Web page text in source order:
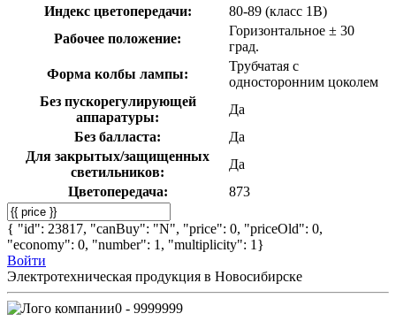
Индекс цветопередачи:
80-89 (класс 1В)
Рабочее положение:
Горизонтальное ± 30
град.
Форма колбы лампы:
Трубчатая с
односторонним цоколем
Без пускорегулирующей
аппаратуры:
Да
Без балласта:
Да
Для закрытых/защищенных
светильников:
Да
Цветопередача:
873
{ "id": 23817, "canBuy": "N", "price": 0, "priceOld": 0,
"economy": 0, "number": 1, "multiplicity": 1}
Войти
Электротехническая продукция в Новосибирске
0 - 9999999